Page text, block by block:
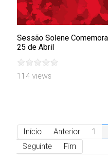
Sessão Solene
25 de Abril
114 views
Início Anterior 1
Seguinte
Fim